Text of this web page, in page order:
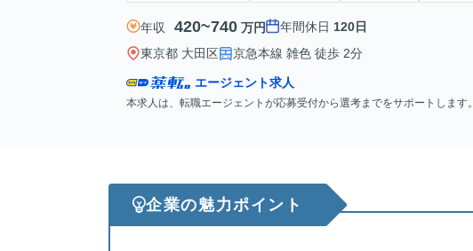
年収 420~740 万円 年間休日 120日
東京都 大田区
京急本線 雑色 徒歩 2分
エージェント求人
本求人は、転職エージェントが応募受付から選考までをサポートします。
企業の魅力ポイント